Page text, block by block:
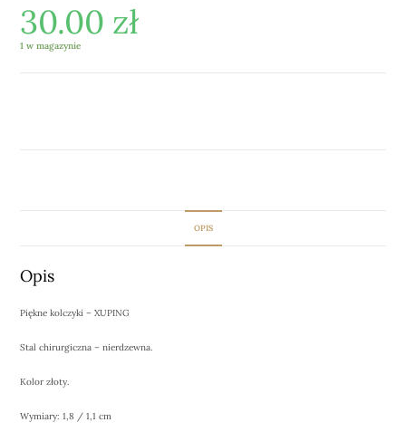
30.00 zł
1 w magazynie
OPIS
Opis
Piękne kolczyki – XUPING
Stal chirurgiczna – nierdzewna.
Kolor złoty.
Wymiary: 1,8 / 1,1 cm